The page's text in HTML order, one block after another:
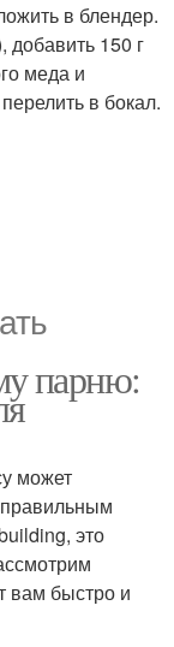
в блендер.
добавить 150 г
меда и
в бокал.
парню:
может
это
вам быстро и